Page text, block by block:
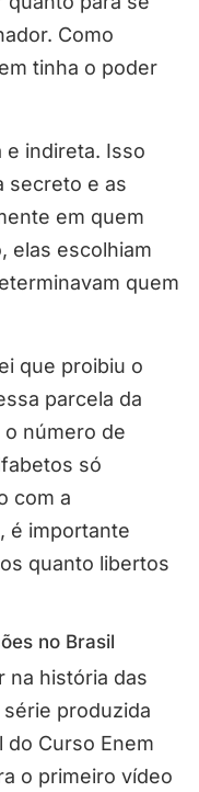
Como
tinha o poder
e indireta. Isso
secreto e as
em quem
elas escolhiam
quem
que proibiu o
parcela da
o número de
só
com a
é importante
quanto libertos
no Brasil
na história das
produzida
Curso Enem
o primeiro vídeo